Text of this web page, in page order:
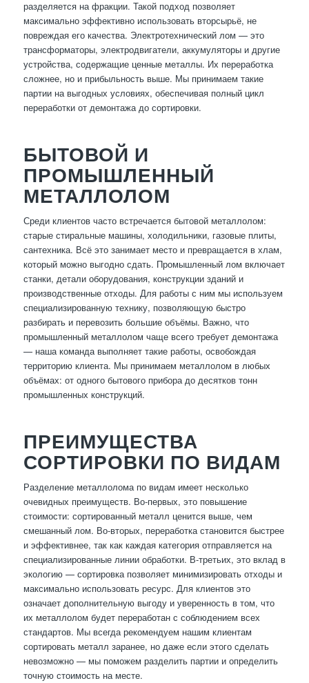
разделяется на фракции. Такой подход позволяет
максимально эффективно использовать вторсырьё, не
повреждая его качества. Электротехнический лом — это
трансформаторы, электродвигатели, аккумуляторы и другие
устройства, содержащие ценные металлы. Их переработка
сложнее, но и прибыльность выше. Мы принимаем такие
партии на выгодных условиях, обеспечивая полный цикл
переработки от демонтажа до сортировки.
БЫТОВОЙ И
ПРОМЫШЛЕННЫЙ
МЕТАЛЛОЛОМ
Среди клиентов часто встречается бытовой металлолом:
старые стиральные машины, холодильники, газовые плиты,
сантехника. Всё это занимает место и превращается в хлам,
который можно выгодно сдать. Промышленный лом включает
станки, детали оборудования, конструкции зданий и
производственные отходы. Для работы с ним мы используем
специализированную технику, позволяющую быстро
разбирать и перевозить большие объёмы. Важно, что
промышленный металлолом чаще всего требует демонтажа
— наша команда выполняет такие работы, освобождая
территорию клиента. Мы принимаем металлолом в любых
объёмах: от одного бытового прибора до десятков тонн
промышленных конструкций.
ПРЕИМУЩЕСТВА
СОРТИРОВКИ ПО ВИДАМ
Разделение металлолома по видам имеет несколько
очевидных преимуществ. Во-первых, это повышение
стоимости: сортированный металл ценится выше, чем
смешанный лом. Во-вторых, переработка становится быстрее
и эффективнее, так как каждая категория отправляется на
специализированные линии обработки. В-третьих, это вклад в
экологию — сортировка позволяет минимизировать отходы и
максимально использовать ресурс. Для клиентов это
означает дополнительную выгоду и уверенность в том, что
их металлолом будет переработан с соблюдением всех
стандартов. Мы всегда рекомендуем нашим клиентам
сортировать металл заранее, но даже если этого сделать
невозможно — мы поможем разделить партии и определить
точную стоимость на месте.